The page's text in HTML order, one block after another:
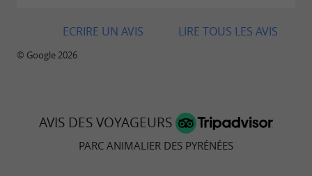
LIRE TOUS LES AVIS
ECRIRE UN AVIS
© Google 2026
AVIS DES VOYAGEURS
PARC ANIMALIER DES PYRÉNÉES